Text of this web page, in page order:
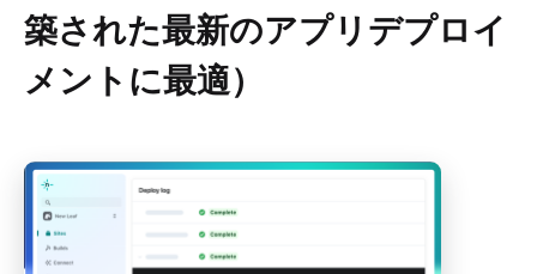
築された最新のアプリデプロイ
メントに最適）